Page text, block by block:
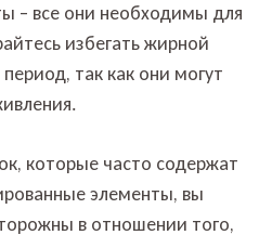
– все они необходимы для
избегать жирной
так как они могут
которые часто содержат
элементы, вы
в отношении того,